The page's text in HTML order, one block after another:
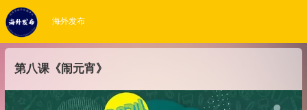
海外发布
第八课《闹元宵》